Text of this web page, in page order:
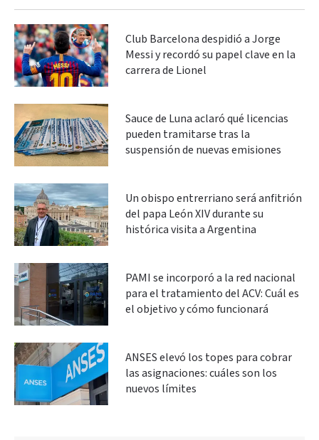
Club Barcelona despidió a Jorge
Messi y recordó su papel clave en la
carrera de Lionel
Sauce de Luna aclaró qué licencias
pueden tramitarse tras la
suspensión de nuevas emisiones
Un obispo entrerriano será anfitrión
del papa León XIV durante su
histórica visita a Argentina
PAMI se incorporó a la red nacional
para el tratamiento del ACV: Cuál es
el objetivo y cómo funcionará
ANSES elevó los topes para cobrar
las asignaciones: cuáles son los
nuevos límites